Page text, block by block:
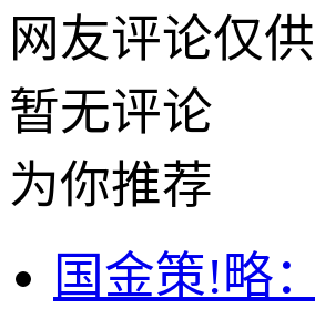
网友评论仅
暂无评论
为你推荐
国金策!略